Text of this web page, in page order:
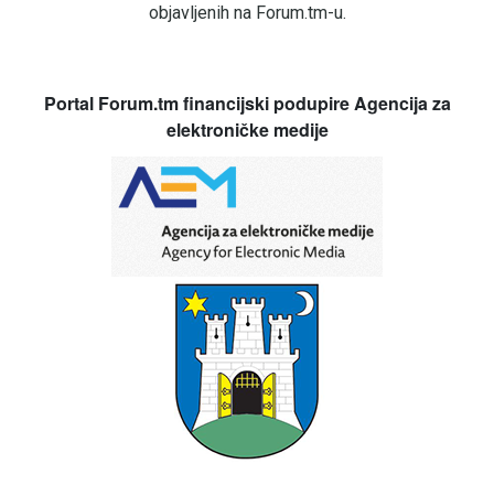
objavljenih na Forum.tm-u.
Portal Forum.tm financijski podupire Agencija za
elektroničke medije